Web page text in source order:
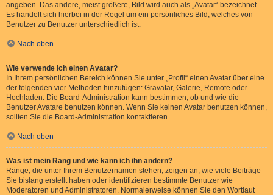
angeben. Das andere, meist größere, Bild wird auch als „Avatar“ bezeichnet.
Es handelt sich hierbei in der Regel um ein persönliches Bild, welches von
Benutzer zu Benutzer unterschiedlich ist.
Nach oben
Wie verwende ich einen Avatar?
In Ihrem persönlichen Bereich können Sie unter „Profil“ einen Avatar über eine
der folgenden vier Methoden hinzufügen: Gravatar, Galerie, Remote oder
Hochladen. Die Board-Administration kann bestimmen, ob und wie die
Benutzer Avatare benutzen können. Wenn Sie keinen Avatar benutzen können,
sollten Sie die Board-Administration kontaktieren.
Nach oben
Was ist mein Rang und wie kann ich ihn ändern?
Ränge, die unter Ihrem Benutzernamen stehen, zeigen an, wie viele Beiträge
Sie bislang erstellt haben oder identifizieren bestimmte Benutzer wie
Moderatoren und Administratoren. Normalerweise können Sie den Wortlaut